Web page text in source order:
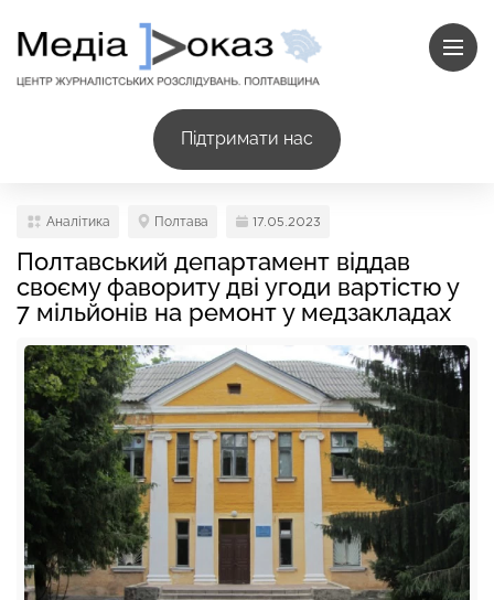
Підтримати нас
Аналітика Полтава 17.05.2023
Полтавський департамент віддав
своєму фавориту дві угоди вартістю у
7 мільйонів на ремонт у медзакладах